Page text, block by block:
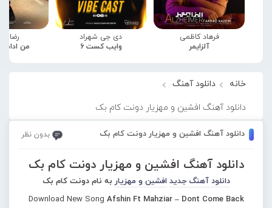
فرهاد کاظمی
آلزایمر
دی جی شهراد
وایب کست 6
رضا
من
خانه دانلود آهنگ
دانلود آهنگ افشین و مهزیار دونت کام بک
دانلود آهنگ افشین و مهزیار دونت کام بک بدون نظر
دانلود آهنگ افشین و مهزیار دونت کام بک
دانلود آهنگ جدید افشین و مهزیار به نام دونت کام بک
Download New Song Afshin Ft Mahziar – Dont Come Back